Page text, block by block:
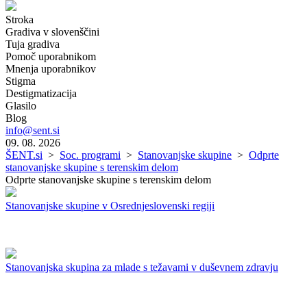
Stroka
Gradiva v slovenščini
Tuja gradiva
Pomoč uporabnikom
Mnenja uporabnikov
Stigma
Destigmatizacija
Glasilo
Blog
info@sent.si
09. 08. 2026
ŠENT.si > Soc. programi > Stanovanjske skupine > Odprte
stanovanjske skupine s terenskim delom
Odprte stanovanjske skupine s terenskim delom
Stanovanjske skupine v Osrednjeslovenski regiji
Stanovanjska skupina za mlade s težavami v duševnem zdravju